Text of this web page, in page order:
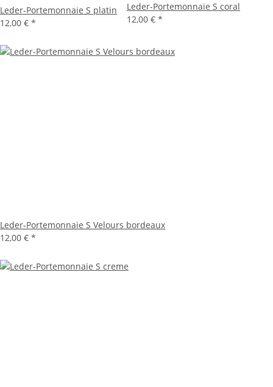
Leder-Portemonnaie S platin
12,00 € *
Leder-Portemonnaie S coral
12,00 € *
Leder-Portemonnaie S Velours bordeaux
12,00 € *